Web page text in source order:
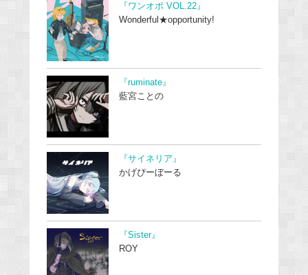
『ワンオポ VOL.22』
Wonderful★opportunity!
『ruminate』
藍宮ことの
『サイネリア』
かげぴーぼーる
『Sister』
ROY